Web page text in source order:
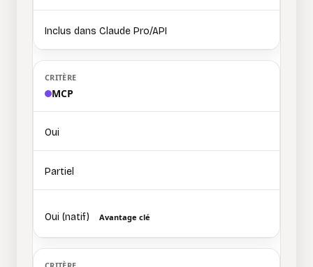
Inclus dans Claude Pro/API
MCP
Oui
Partiel
Oui (natif) Avantage clé